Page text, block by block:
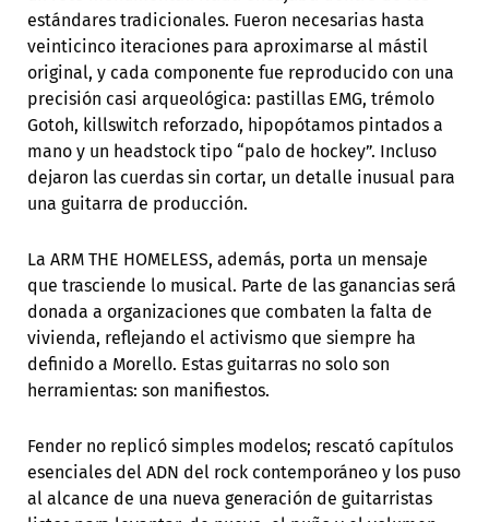
estándares tradicionales. Fueron necesarias hasta
veinticinco iteraciones para aproximarse al mástil
original, y cada componente fue reproducido con una
precisión casi arqueológica: pastillas EMG, trémolo
Gotoh, killswitch reforzado, hipopótamos pintados a
mano y un headstock tipo “palo de hockey”. Incluso
dejaron las cuerdas sin cortar, un detalle inusual para
una guitarra de producción.
La ARM THE HOMELESS, además, porta un mensaje
que trasciende lo musical. Parte de las ganancias será
donada a organizaciones que combaten la falta de
vivienda, reflejando el activismo que siempre ha
definido a Morello. Estas guitarras no solo son
herramientas: son manifiestos.
Fender no replicó simples modelos; rescató capítulos
esenciales del ADN del rock contemporáneo y los puso
al alcance de una nueva generación de guitarristas